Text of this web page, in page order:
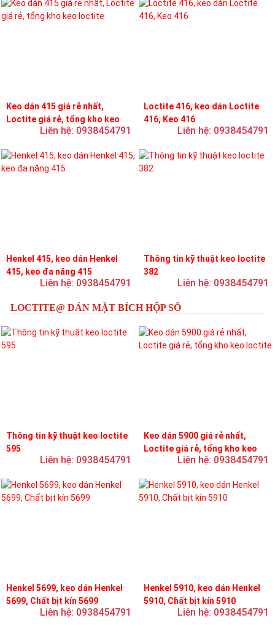
Keo dán 415 giá rẻ nhất,
Loctite giá rẻ, tổng kho keo
Liên hệ: 0938454791
Loctite 416, keo dán Loctite
416, Keo 416
Liên hệ: 0938454791
Henkel 415, keo dán Henkel
415, keo đa năng 415
Liên hệ: 0938454791
Thông tin kỹ thuật keo loctite
382
Liên hệ: 0938454791
LOCTITE@ DÁN MẶT BÍCH HỘP SỐ
Thông tin kỹ thuật keo loctite
595
Liên hệ: 0938454791
Keo dán 5900 giá rẻ nhất,
Loctite giá rẻ, tổng kho keo
Liên hệ: 0938454791
Henkel 5699, keo dán Henkel
5699, Chất bịt kín 5699
Liên hệ: 0938454791
Henkel 5910, keo dán Henkel
5910, Chất bịt kín 5910
Liên hệ: 0938454791